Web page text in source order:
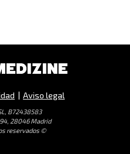
| Aviso legal
B72438583
28046 Madrid
reservados ©